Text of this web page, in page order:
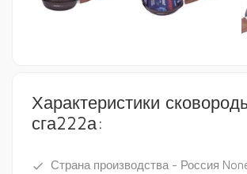
Характеристики
сга222а:
done Страна производства - Россия